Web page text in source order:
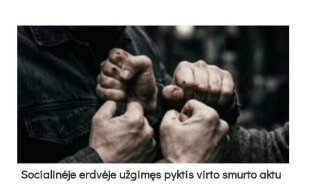
So­cia­li­nė­je erd­vė­je už­gi­męs pyk­tis vir­to smur­to ak­tu